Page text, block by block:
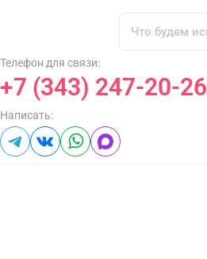
Телефон для связи:
+7 (343) 247-20-26
Написать: